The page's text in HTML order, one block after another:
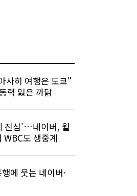
사히 여행은 도쿄"
력 잃은 까닭
진심'…네이버, 월
WBC도 생중계
에 웃는 네이버·